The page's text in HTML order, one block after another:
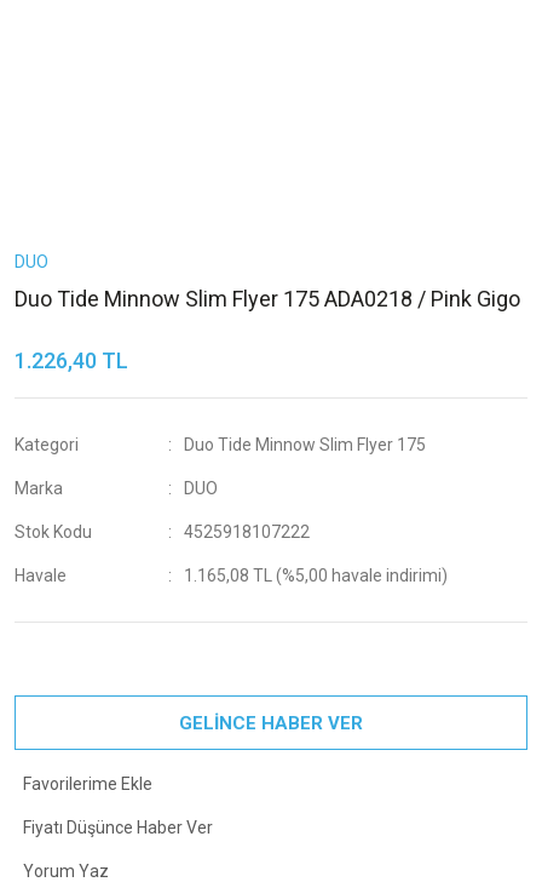
DUO
Duo Tide Minnow Slim Flyer 175 ADA0218 / Pink Gigo
1.226,40 TL
Kategori Duo Tide Minnow Slim Flyer 175
Marka DUO
Stok Kodu 4525918107222
Havale 1.165,08 TL (%5,00 havale indirimi)
GELİNCE HABER VER
Fiyatı Düşünce Haber Ver
Yorum Yaz